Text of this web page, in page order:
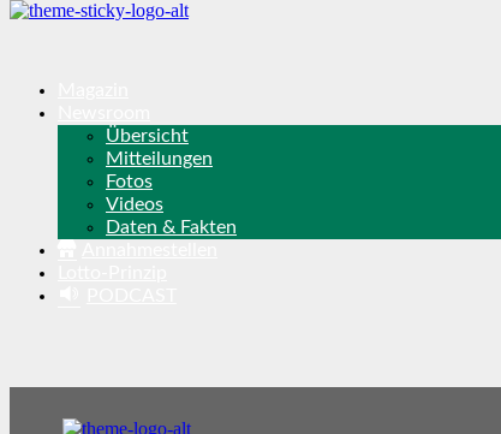
Übersicht
Mitteilungen
Fotos
Videos
Daten & Fakten